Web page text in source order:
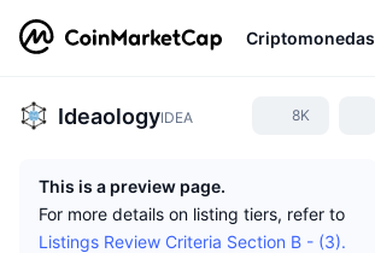
Criptomonedas
IdeaologyIDEA 8K
This is a preview page.
For more details on listing tiers, refer to
Listings Review Criteria Section B - (3).